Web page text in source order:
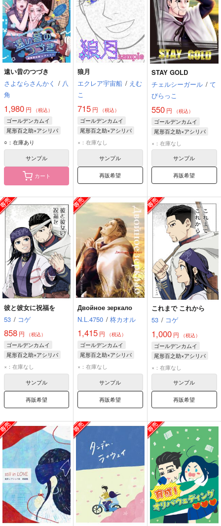
遠い昔のつづき
さよならさんかく / 八
角
1,980 円 （税込）
ゴールデンカムイ
尾形百之助×アシリパ
尾形百之助
花沢勇作
○：在庫あり
サンプル
カート
狼月
エクレア宇宙船 / えむ
こ
715 円 （税込）
ゴールデンカムイ
尾形百之助×アシリパ
尾形百之助
×：在庫なし
サンプル
再販希望
STAY GOLD
チェルシーガール / て
びらっこ
550円 （税込）
ゴールデンカムイ
尾形百之助×アシリパ
尾形百之助
×：在庫なし
サンプル
再販希望
彼と彼女に祝福を
53 / コゲ
858 円 （税込）
ゴールデンカムイ
尾形百之助×アシリパ
尾形百之助
×：在庫なし
サンプル
再販希望
Двойное зеркало
N.L.4750 / 柊カオル
1,415 円 （税込）
ゴールデンカムイ
尾形百之助×アシリパ
尾形百之助
杉元佐一
×：在庫なし
サンプル
再販希望
これまで これから
53 / コゲ
1,000円 （税込）
ゴールデンカムイ
尾形百之助×アシリパ
尾形百之助
×：在庫なし
サンプル
再販希望